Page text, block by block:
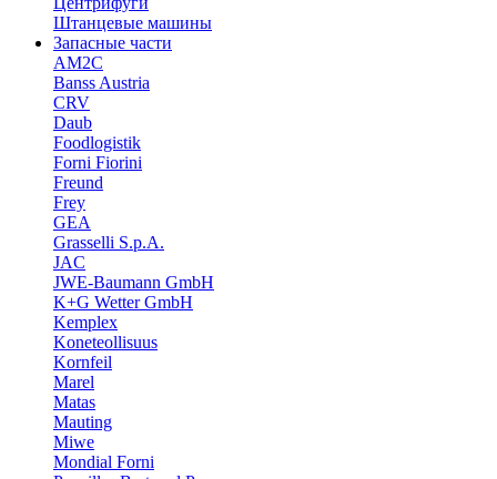
Штанцевые машины
Запасные части
AM2C
Banss Austria
CRV
Daub
Foodlogistik
Forni Fiorini
Freund
Frey
GEA
Grasselli S.p.A.
JAC
JWE-Baumann GmbH
K+G Wetter GmbH
Kemplex
Koneteollisuus
Kornfeil
Marel
Matas
Mauting
Miwe
Mondial Forni